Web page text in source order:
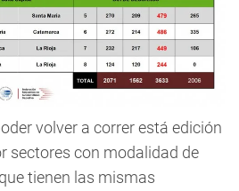
volver a correr está edición
sectores con modalidad de
tienen las mismas